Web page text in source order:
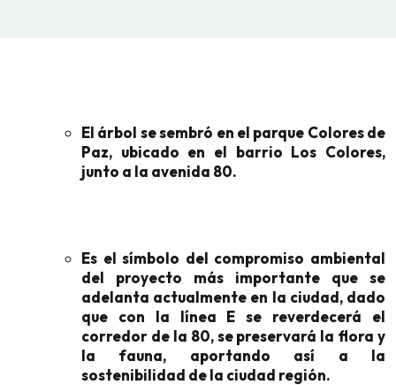
El árbol se sembró en el parque Colores de
Paz, ubicado en el barrio Los Colores,
junto a la avenida 80.
Es el símbolo del compromiso ambiental
del proyecto más importante que se
adelanta actualmente en la ciudad, dado
que con la línea E se reverdecerá el
corredor de la 80, se preservará la flora y
la fauna, aportando así a la
sostenibilidad de la ciudad región.